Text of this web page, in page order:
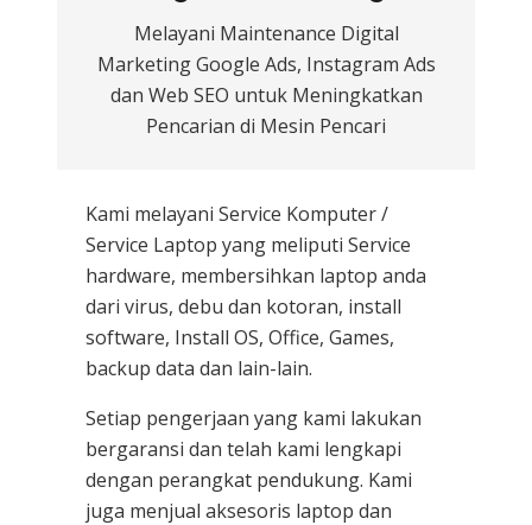
Melayani Maintenance Digital
Marketing Google Ads, Instagram Ads
dan Web SEO untuk Meningkatkan
Pencarian di Mesin Pencari
Kami melayani Service Komputer /
Service Laptop yang meliputi Service
hardware, membersihkan laptop anda
dari virus, debu dan kotoran, install
software, Install OS, Office, Games,
backup data dan lain-lain.
Setiap pengerjaan yang kami lakukan
bergaransi dan telah kami lengkapi
dengan perangkat pendukung. Kami
juga menjual aksesoris laptop dan